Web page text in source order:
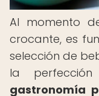
Al momento
crocante, es
selección de
la
gastronomía